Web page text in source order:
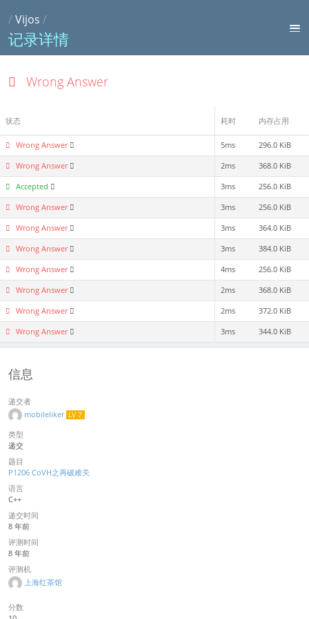
/Vijos /
记录详情
Wrong Answer
状态 耗时 内存占用
Wrong Answer 5ms 296.0 KiB
Wrong Answer 2ms 368.0 KiB
Accepted 3ms 256.0 KiB
Wrong Answer 3ms 256.0 KiB
Wrong Answer 3ms 364.0 KiB
Wrong Answer 3ms 384.0 KiB
Wrong Answer 4ms 256.0 KiB
Wrong Answer 2ms 368.0 KiB
Wrong Answer 2ms 372.0 KiB
Wrong Answer 3ms 344.0 KiB
信息
递交者
mobileliker LV 7
类型
递交
题目
P1206 CoVH之再破难关
语言
C++
递交时间
8 年前
评测时间
8 年前
评测机
上海红茶馆
分数